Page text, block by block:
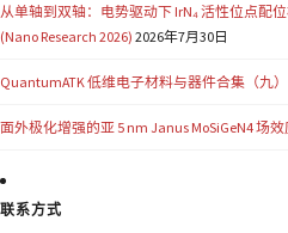
从单轴到双轴：电势驱动下 IrN₄ 活性位点配
(Nano Research 2026) 2026年7月30日
QuantumATK 低维电子材料与器件合集（九）
面外极化增强的亚 5 nm Janus MoSiGeN4 场
联系方式